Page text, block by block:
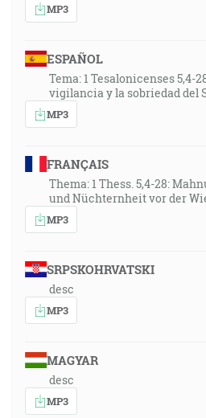
MP3
ESPAÑOL
Tema: 1 Tesalonicenses 5,4-
vigilancia y la sobriedad del
MP3
FRANÇAIS
Thema: 1 Thess. 5,4-28:
und Nüchternheit vor der
MP3
SRPSKOHRVATSKI
desc
MP3
MAGYAR
desc
MP3